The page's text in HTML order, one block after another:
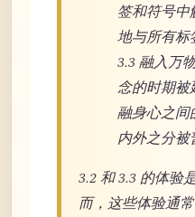
签和符号
地与所有标
3.3 融入万
念的时期被
融身心之间
内外之分被
3.2 和 3.3 的体验
而，这些体验通